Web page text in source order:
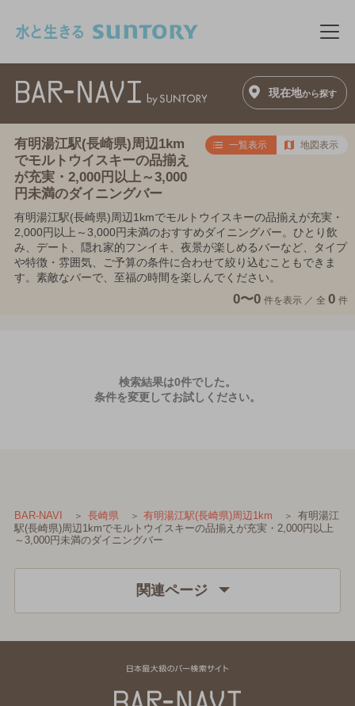
メ
現在地から探す
有明湯江駅(長崎県)周辺1km
でモルトウイスキーの品揃え
が充実・2,000円以上～3,000
円未満のダイニングバー
一覧表示 地図表示
有明湯江駅(長崎県)周辺1kmでモルトウイスキーの品揃えが充実・
2,000円以上～3,000円未満のおすすめダイニングバー。ひとり飲
み、デート、隠れ家的フンイキ、夜景が楽しめるバーなど、タイプ
や特徴・雰囲気、ご予算の条件に合わせて絞り込むこともできま
す。素敵なバーで、至福の時間を楽しんでください。
0〜0 件を表示 ／ 全 0 件
検索結果は0件でした。
条件を変更してお試しください。
BAR-NAVI 長崎県 有明湯江駅(長崎県)周辺1km
有明湯江
駅(長崎県)周辺1kmでモルトウイスキーの品揃えが充実・2,000円以上
～3,000円未満のダイニングバー
関連ページ